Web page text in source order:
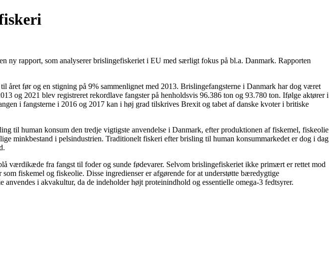
rapport, som analyserer brislingefiskeriet i EU med særligt fokus på bl.a. Danmark. Rapporten
før og en stigning på 9% sammenlignet med 2013. Brislingefangsterne i Danmark har dog været
og 2021 blev registreret rekordlave fangster på henholdsvis 96.386 ton og 93.780 ton. Ifølge aktører i
i fangsterne i 2016 og 2017 kan i høj grad tilskrives Brexit og tabet af danske kvoter i britiske
til human konsum den tredje vigtigste anvendelse i Danmark, efter produktionen af fiskemel, fiskeolie
minkbestand i pelsindustrien. Traditionelt fiskeri efter brisling til human konsummarkedet er dog i dag
værdikæde fra fangst til foder og sunde fødevarer. Selvom brislingefiskeriet ikke primært er rettet mod
fiskemel og fiskeolie. Disse ingredienser er afgørende for at understøtte bæredygtige
i akvakultur, da de indeholder højt proteinindhold og essentielle omega-3 fedtsyrer.